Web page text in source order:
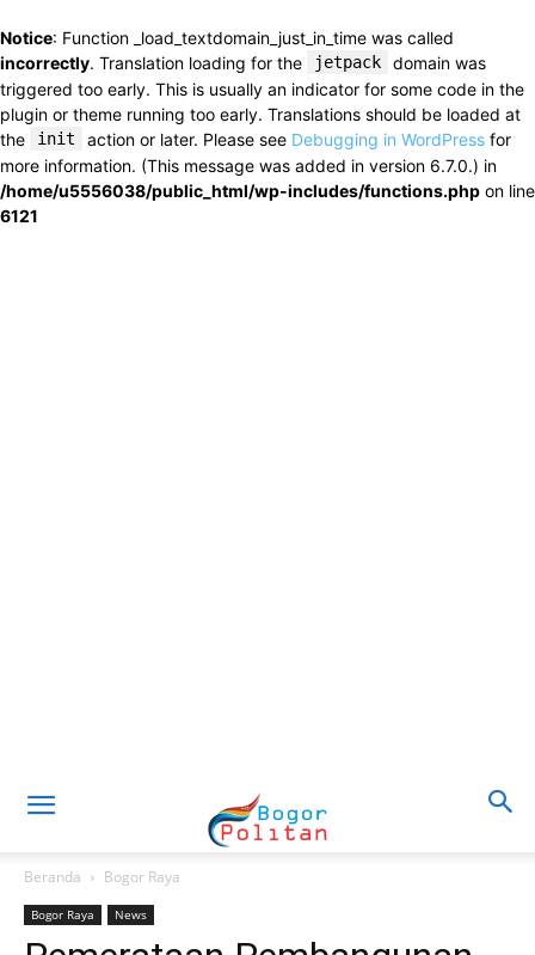
Notice: Function _load_textdomain_just_in_time was called
incorrectly. Translation loading for the jetpack
domain was
triggered too early. This is usually an indicator for some code in the
plugin or theme running too early. Translations should be loaded at
the
init action or later. Please see Debugging in WordPress for
more information. (This message was added in version 6.7.0.) in
/home/u5556038/public_html/wp-includes/functions.php on line
6121
Beranda Bogor Raya
Bogor Raya News